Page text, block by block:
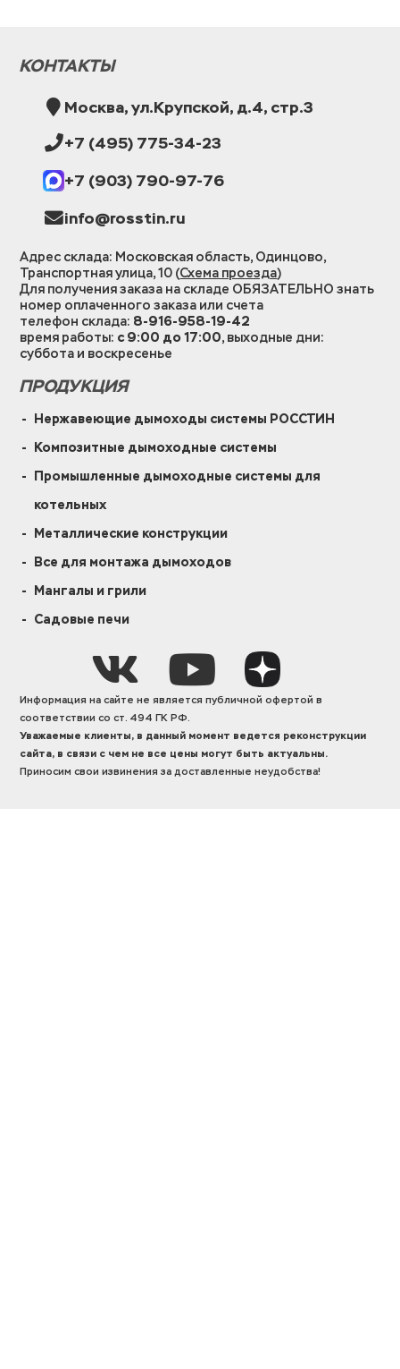
КОНТАКТЫ
Москва, ул.Крупской, д.4, стр.3
+7 (495) 775-34-23
+7 (903) 790-97-76
info@rosstin.ru
Адрес склада: Московская область, Одинцово,
Транспортная улица, 10 (Схема проезда)
Для получения заказа на складе ОБЯЗАТЕЛЬНО знать
номер оплаченного заказа или счета
телефон склада: 8-916-958-19-42
время работы: с 9:00 до 17:00, выходные дни:
суббота и воскресенье
ПРОДУКЦИЯ
Нержавеющие дымоходы системы РОССТИН
Композитные дымоходные системы
Промышленные дымоходные системы для
котельных
Металлические конструкции
Все для монтажа дымоходов
Мангалы и грили
Садовые печи
Информация на сайте не является публичной офертой в
соответствии со ст. 494 ГК РФ.
Уважаемые клиенты, в данный момент ведется реконструкции
сайта, в связи с чем не все цены могут быть актуальны.
Приносим свои извинения за доставленные неудобства!